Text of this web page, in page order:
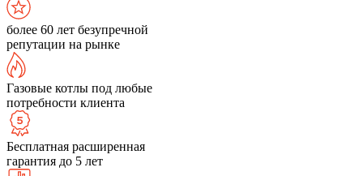
более 60 лет безупречной
репутации на рынке
Газовые котлы под любые
потребности клиента
Бесплатная расширенная
гарантия до 5 лет